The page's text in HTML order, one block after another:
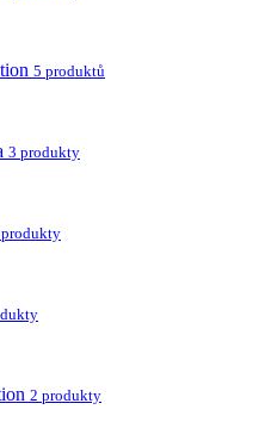
5 produktů
3 produkty
2 produkty